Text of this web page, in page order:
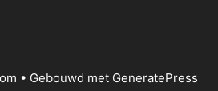
• Gebouwd met GeneratePress